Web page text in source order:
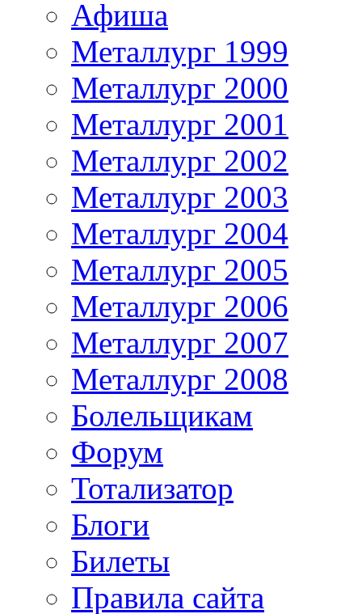
Афиша
Металлург 1999
Металлург 2000
Металлург 2001
Металлург 2002
Металлург 2003
Металлург 2004
Металлург 2005
Металлург 2006
Металлург 2007
Металлург 2008
Болельщикам
Форум
Тотализатор
Блоги
Билеты
Правила сайта